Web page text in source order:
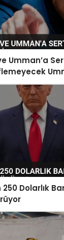
Umman’a
250 Dolarlık